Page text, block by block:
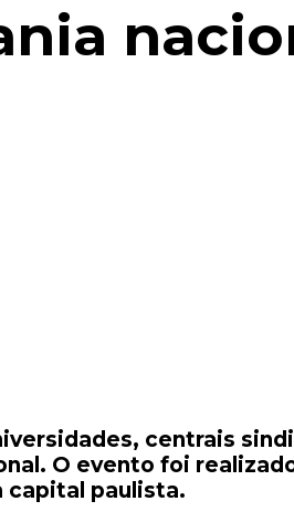
centrais
O evento foi
capital paulista.